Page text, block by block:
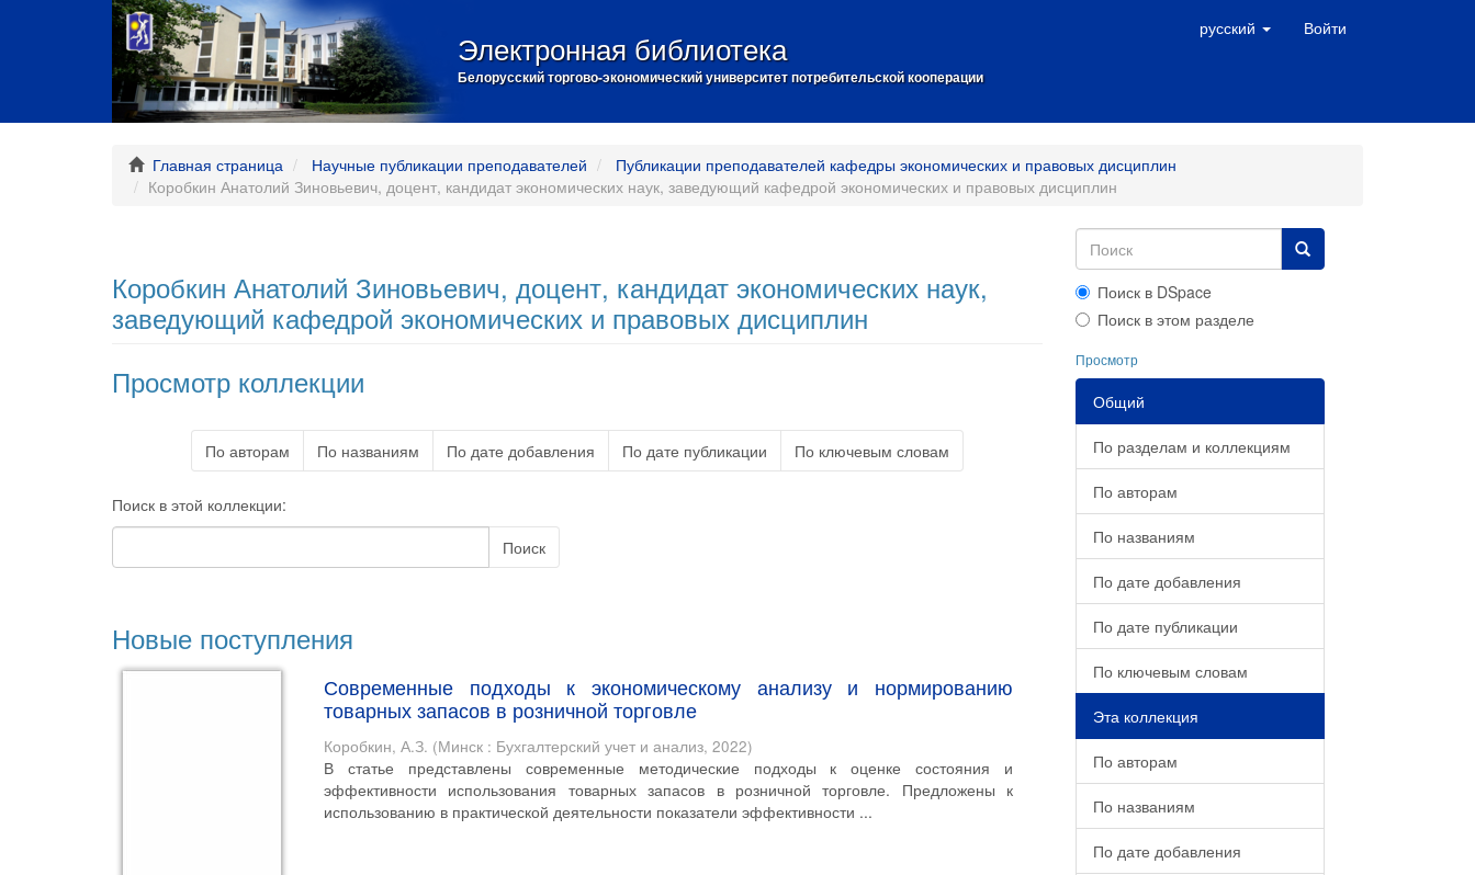
Электронная библиотека
Белорусский торгово-экономический университет потребительской кооперации
русский Войти
Главная страница Научные публикации преподавателей
Публикации преподавателей кафедры экономических и правовых дисциплин
Коробкин Анатолий Зиновьевич, доцент, кандидат экономических наук, заведующий кафедрой экономических и правовых дисциплин
Коробкин Анатолий Зиновьевич, доцент, кандидат экономических наук,
заведующий кафедрой экономических и правовых дисциплин
Просмотр коллекции
По авторам По названиям По дате добавления По дате публикации По ключевым словам
Поиск в этой коллекции:
Поиск
Новые поступления
Современные подходы к экономическому анализу и нормированию
товарных запасов в розничной торговле
Коробкин, А.З. (Минск : Бухгалтерский учет и анализ,2022)
В статье представлены современные методические подходы к оценке состояния и
эффективности использования товарных запасов в розничной торговле. Предложены к
использованию в практической деятельности показатели эффективности ...
Поиск в DSpace
Поиск в этом разделе
Просмотр
Общий
По разделам и коллекциям
По авторам
По названиям
По дате добавления
По дате публикации
По ключевым словам
Эта коллекция
По авторам
По названиям
По дате добавления